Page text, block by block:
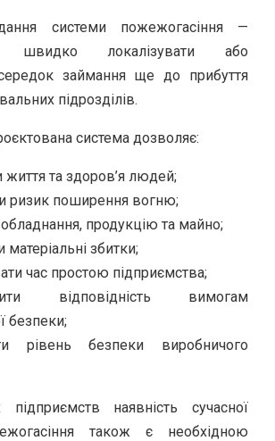
системи пожежогасіння —
швидко локалізувати або
займання ще до прибуття
підрозділів.
система дозволяє:
життя та здоров’я людей;
ризик поширення вогню;
продукцію та майно;
матеріальні збитки;
час простою підприємства;
відповідність вимогам
безпеки;
рівень безпеки виробничого
наявність сучасної
також є необхідною